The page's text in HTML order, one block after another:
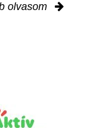
olvasom